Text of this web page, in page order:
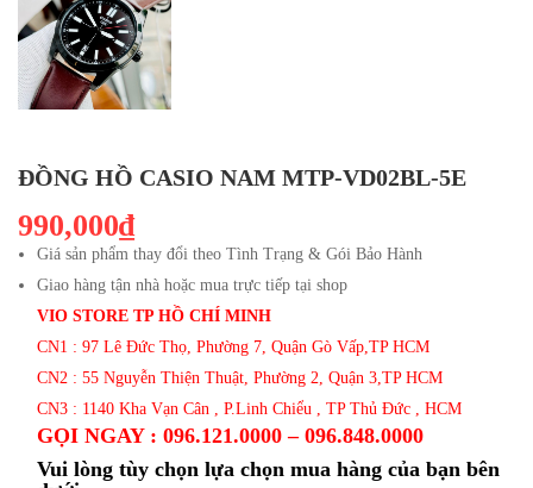
ĐỒNG HỒ CASIO NAM MTP-VD02BL-5E
990,000₫
Giá sản phẩm thay đổi theo Tình Trạng & Gói Bảo Hành
Giao hàng tận nhà hoặc mua trực tiếp tại shop
VIO STORE TP HỒ CHÍ MINH
CN1 : 97 Lê Đức Thọ, Phường 7, Quận Gò Vấp,TP HCM
CN2 : 55 Nguyễn Thiện Thuật, Phường 2, Quận 3,TP HCM
CN3 : 1140 Kha Vạn Cân , P.Linh Chiểu , TP Thủ Đức , HCM
GỌI NGAY : 096.121.0000 – 096.848.0000
Vui lòng tùy chọn lựa chọn mua hàng của bạn bên